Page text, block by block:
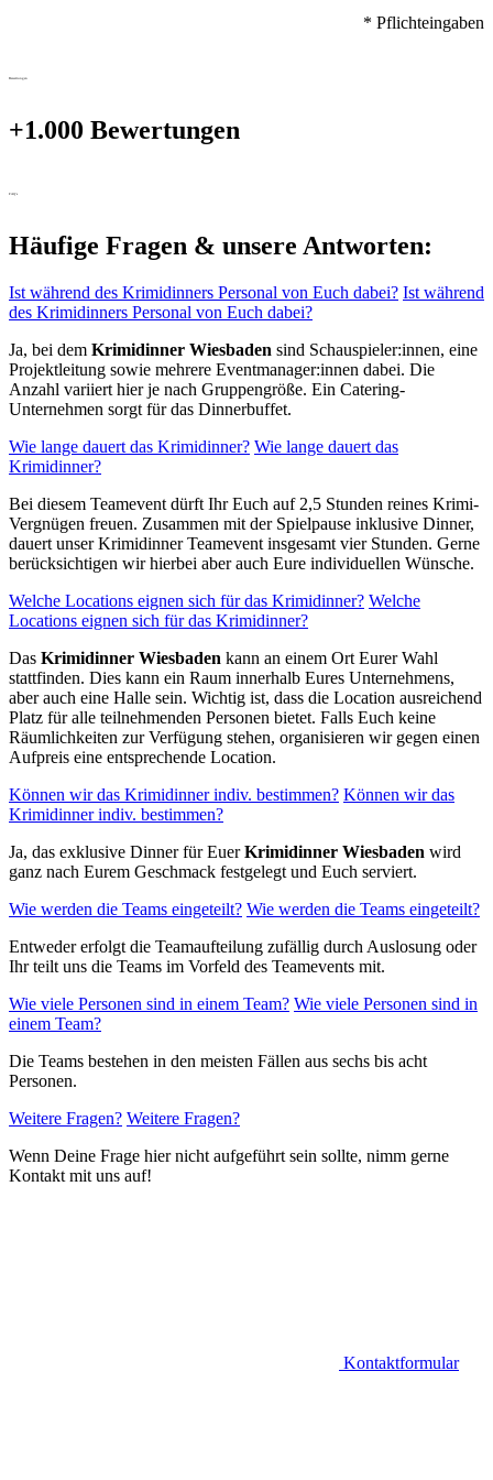
* Pflichteingaben
Bewertungen
+1.000 Bewertungen
FAQ's
Häufige Fragen & unsere Antworten:
Ist während des Krimidinners Personal von Euch dabei? Ist während
des Krimidinners Personal von Euch dabei?
Ja, bei dem Krimidinner Wiesbaden sind Schauspieler:innen, eine
Projektleitung sowie mehrere Eventmanager:innen dabei. Die
Anzahl variiert hier je nach Gruppengröße. Ein Catering-
Unternehmen sorgt für das Dinnerbuffet.
Wie lange dauert das Krimidinner? Wie lange dauert das
Krimidinner?
Bei diesem Teamevent dürft Ihr Euch auf 2,5 Stunden reines Krimi-
Vergnügen freuen. Zusammen mit der Spielpause inklusive Dinner,
dauert unser Krimidinner Teamevent insgesamt vier Stunden. Gerne
berücksichtigen wir hierbei aber auch Eure individuellen Wünsche.
Welche Locations eignen sich für das Krimidinner? Welche
Locations eignen sich für das Krimidinner?
Das Krimidinner Wiesbaden kann an einem Ort Eurer Wahl
stattfinden. Dies kann ein Raum innerhalb Eures Unternehmens,
aber auch eine Halle sein. Wichtig ist, dass die Location ausreichend
Platz für alle teilnehmenden Personen bietet. Falls Euch keine
Räumlichkeiten zur Verfügung stehen, organisieren wir gegen einen
Aufpreis eine entsprechende Location.
Können wir das Krimidinner indiv. bestimmen? Können wir das
Krimidinner indiv. bestimmen?
Ja, das exklusive Dinner für EuerKrimidinner Wiesbaden wird
ganz nach Eurem Geschmack festgelegt und Euch serviert.
Wie werden die Teams eingeteilt? Wie werden die Teams eingeteilt?
Entweder erfolgt die Teamaufteilung zufällig durch Auslosung oder
Ihr teilt uns die Teams im Vorfeld des Teamevents mit.
Wie viele Personen sind in einem Team? Wie viele Personen sind in
einem Team?
Die Teams bestehen in den meisten Fällen aus sechs bis acht
Personen.
Weitere Fragen? Weitere Fragen?
Wenn Deine Frage hier nicht aufgeführt sein sollte, nimm gerne
Kontakt mit uns auf!
Kontaktformular